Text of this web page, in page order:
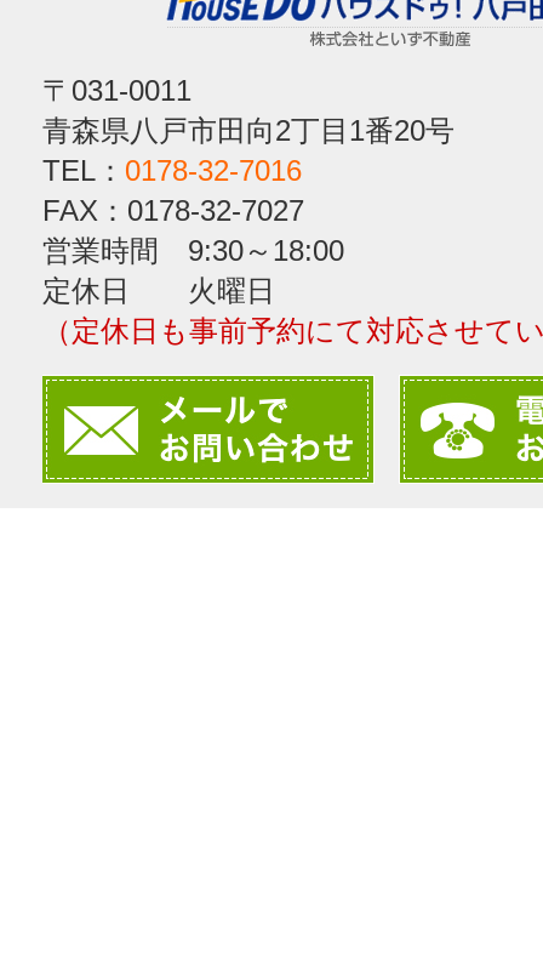
〒031-0011
青森県八戸市田向2丁目1番20号
TEL： 0178-32-7016
FAX：0178-32-7027
営業時間 9:30～18:00
定休日 火曜日
（定休日も事前予約にて対応させて